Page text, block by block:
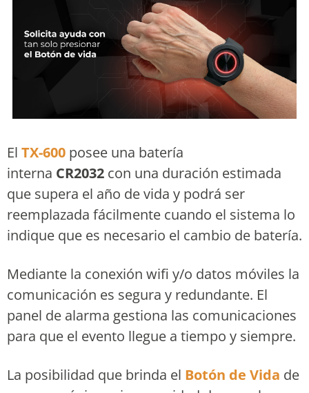
El TX-600 posee una batería
interna CR2032 con una duración estimada
que supera el año de vida y podrá ser
reemplazada fácilmente cuando el sistema lo
indique que es necesario el cambio de batería.
Mediante la conexión wifi y/o datos móviles la
comunicación es segura y redundante. El
panel de alarma gestiona las comunicaciones
para que el evento llegue a tiempo y siempre.
La posibilidad que brinda el Botón de Vida de